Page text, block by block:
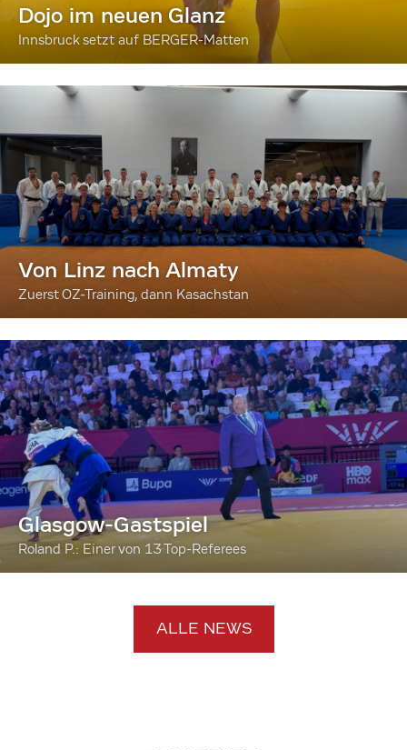
Dojo im neuen Glanz
Innsbruck setzt auf BERGER-Matten
Von Linz nach Almaty
Zuerst OZ-Training, dann Kasachstan
Glasgow-Gastspiel
Roland P.: Einer von 13 Top-Referees
ALLE NEWS